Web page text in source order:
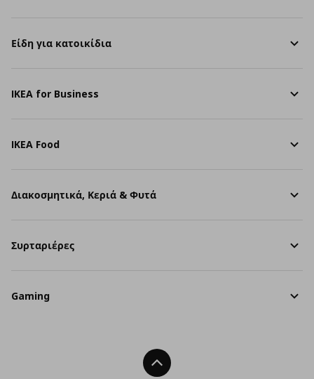
Είδη για κατοικίδια
IKEA for Business
IKEA Food
Διακοσμητικά, Κεριά & Φυτά
Συρταριέρες
Gaming
Back To Top